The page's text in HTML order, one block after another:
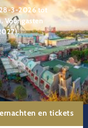
28-3-2026 tot
Voor gasten
en tickets